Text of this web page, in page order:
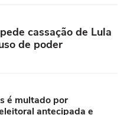
cassação de Lula
de poder
é multado por
antecipada e